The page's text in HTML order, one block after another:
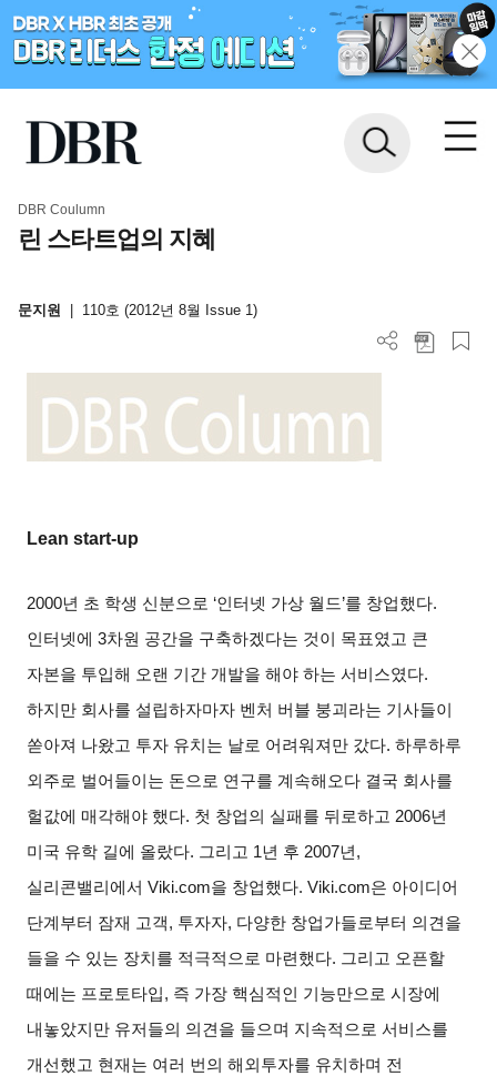
DBR Coulumn
린 스타트업의 지혜
문지원 110호 (2012년 8월 Issue 1)
Lean start-up
2000년 초 학생 신분으로 ‘인터넷 가상 월드’를 창업했다.
인터넷에 3차원 공간을 구축하겠다는 것이 목표였고 큰
자본을 투입해 오랜 기간 개발을 해야 하는 서비스였다.
하지만 회사를 설립하자마자 벤처 버블 붕괴라는 기사들이
쏟아져 나왔고 투자 유치는 날로 어려워져만 갔다.하루하루
외주로 벌어들이는 돈으로 연구를 계속해오다 결국 회사를
헐값에 매각해야 했다. 첫 창업의 실패를 뒤로하고 2006년
미국 유학 길에 올랐다. 그리고 1년 후 2007년 ,
실리콘밸리에서 Viki.com을 창업했다. Viki.com은 아이디어
단계부터 잠재 고객, 투자자, 다양한 창업가들로부터 의견을
들을 수 있는 장치를 적극적으로 마련했다. 그리고 오픈할
때에는 프로토타입, 즉 가장 핵심적인 기능만으로 시장에
내놓았지만 유저들의 의견을 들으며 지속적으로 서비스를
개선했고 현재는 여러 번의 해외투자를 유치하며 전